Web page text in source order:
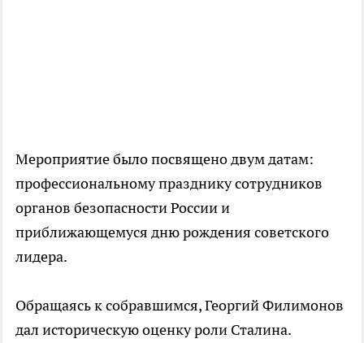
Мероприятие было посвящено двум датам:
профессиональному празднику сотрудников
органов безопасности России и
приближающемуся дню рождения советского
лидера.
Обращаясь к собравшимся, Георгий Филимонов
дал историческую оценку роли Сталина.